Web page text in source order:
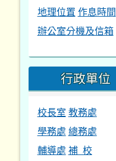
地理位置 作息時間
辦公室分機及信箱
行政單位
校長室 教務處
學務處 總務處
輔導處 補 校